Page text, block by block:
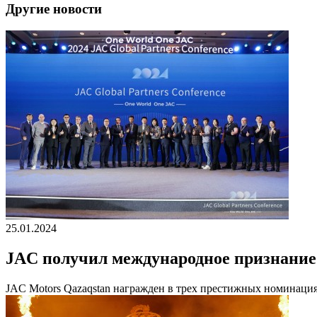
Другие новости
25.01.2024
JAC получил международное признание
JAC Motors Qazaqstan награжден в трех престижных